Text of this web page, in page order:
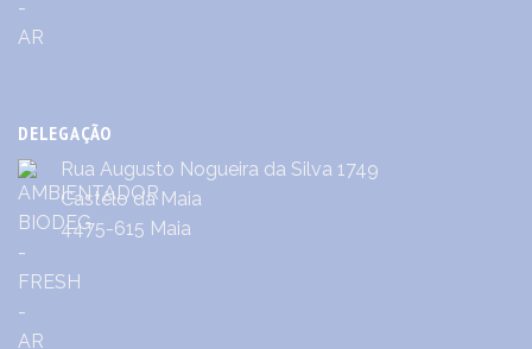
DELEGAÇÃO
Rua Augusto Nogueira da Silva 1749
Castêlo da Maia
4475-615 Maia